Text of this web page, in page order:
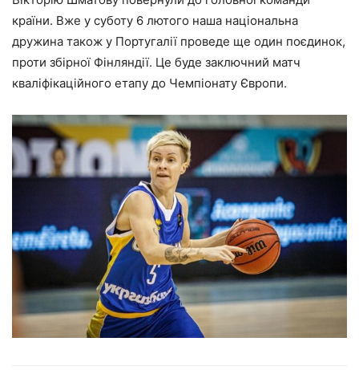
країни. Вже у суботу 6 лютого наша національна
дружина також у Португалії проведе ще один поєдинок,
проти збірної Фінляндії. Це буде заключний матч
кваліфікаційного етапу до Чемпіонату Європи.